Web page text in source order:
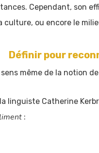
Cependant, son
ou encore le
Définir pour
même de la notion de
linguiste Catherine
: